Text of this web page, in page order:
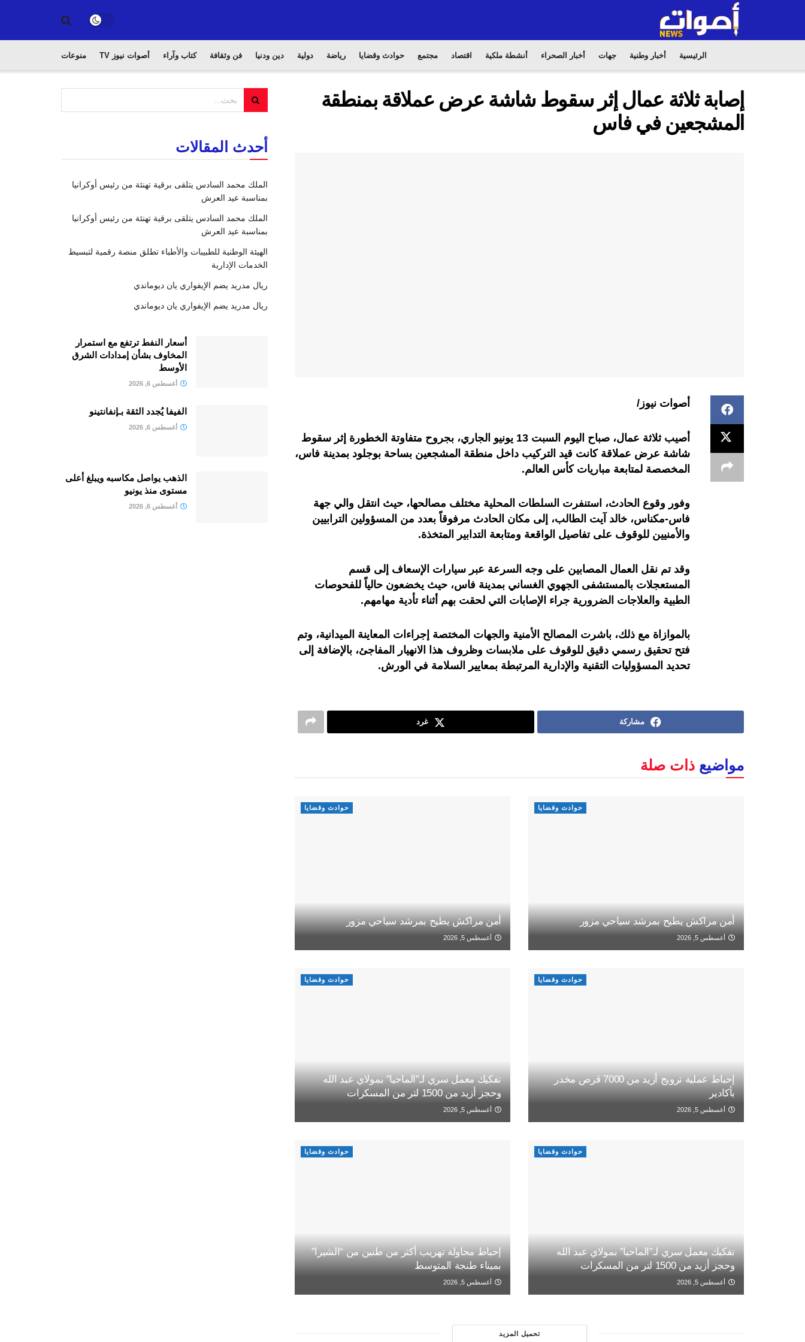
الرئيسية أخبار وطنية جهات أخبار الصحراء أنشطة ملكية اقتصاد مجتمع حوادث وقضايا رياضة دولية دين ودنيا فن وثقافة كتاب وآراء أصوات نيوز TV منوعات
إصابة ثلاثة عمال إثر سقوط شاشة عرض عملاقة بمنطقة
المشجعين في فاس
أصوات نيوز/
أصيب ثلاثة عمال، صباح اليوم السبت 13 يونيو الجاري، بجروح متفاوتة الخطورة إثر سقوط
شاشة عرض عملاقة كانت قيد التركيب داخل منطقة المشجعين بساحة بوجلود بمدينة فاس،
المخصصة لمتابعة مباريات كأس العالم.
وفور وقوع الحادث، استنفرت السلطات المحلية مختلف مصالحها، حيث انتقل والي جهة
فاس-مكناس، خالد آيت الطالب، إلى مكان الحادث مرفوقاً بعدد من المسؤولين الترابيين
والأمنيين للوقوف على تفاصيل الواقعة ومتابعة التدابير المتخذة.
وقد تم نقل العمال المصابين على وجه السرعة عبر سيارات الإسعاف إلى قسم
المستعجلات بالمستشفى الجهوي الغساني بمدينة فاس، حيث يخضعون حالياً للفحوصات
الطبية والعلاجات الضرورية جراء الإصابات التي لحقت بهم أثناء تأدية مهامهم.
بالموازاة مع ذلك، باشرت المصالح الأمنية والجهات المختصة إجراءات المعاينة الميدانية، وتم
فتح تحقيق رسمي دقيق للوقوف على ملابسات وظروف هذا الانهيار المفاجئ، بالإضافة إلى
تحديد المسؤوليات التقنية والإدارية المرتبطة بمعايير السلامة في الورش.
مشاركة غرد
مواضيع ذات صلة
حوادث وقضايا
أمن مراكش يطيح بمرشد سياحي مزور
أغسطس 5, 2026
حوادث وقضايا
أمن مراكش يطيح بمرشد سياحي مزور
أغسطس 5, 2026
حوادث وقضايا
إحباط عملية ترويج أزيد من 7000 قرص مخدر
بأكادير
أغسطس 5, 2026
حوادث وقضايا
تفكيك معمل سري لـ”الماحيا” بمولاي عبد الله
وحجز أزيد من 1500 لتر من المسكرات
أغسطس 5, 2026
حوادث وقضايا
تفكيك معمل سري لـ”الماحيا” بمولاي عبد الله
وحجز أزيد من 1500 لتر من المسكرات
أغسطس 5, 2026
حوادث وقضايا
إحباط محاولة تهريب أكثر من طنين من “الشيرا”
بميناء طنجة المتوسط
أغسطس 5, 2026
تحميل المزيد
أحدث المقالات
الملك محمد السادس يتلقى برقية تهنئة من رئيس أوكرانيا
بمناسبة عيد العرش
الملك محمد السادس يتلقى برقية تهنئة من رئيس أوكرانيا
بمناسبة عيد العرش
الهيئة الوطنية للطبيبات والأطباء تطلق منصة رقمية لتبسيط
الخدمات الإدارية
ريال مدريد يضم الإيفواري يان ديوماندي
ريال مدريد يضم الإيفواري يان ديوماندي
أسعار النفط ترتفع مع استمرار
المخاوف بشأن إمدادات الشرق
الأوسط
أغسطس 6, 2026
الفيفا يُجدد الثقة بـإنفانتينو
أغسطس 6, 2026
الذهب يواصل مكاسبه ويبلغ أعلى
مستوى منذ يونيو
أغسطس 6, 2026